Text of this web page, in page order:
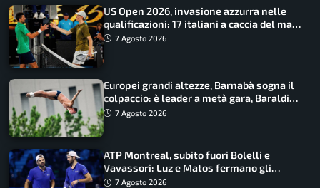
US Open 2026, invasione azzurra nelle
qualificazioni: 17 italiani a caccia del main
draw7 Agosto 2026
Europei grandi altezze, Barnabà sogna il
colpaccio: è leader a metà gara, Baraldi
ancora in corsa
7 Agosto 2026
ATP Montreal, subito fuori Bolelli e
Vavassori: Luz e Matos fermano gli
azzurri
7 Agosto 2026